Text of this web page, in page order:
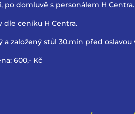
po domluvě s personálem H Centra.
dle ceníku H Centra.
založený stůl 30.min před oslavou
600,- Kč